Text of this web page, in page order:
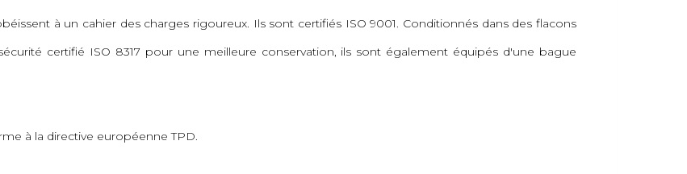
à un cahier des charges rigoureux. Ils sont certifiés ISO 9001. Conditionnés dans des flacons
certifié ISO 8317 pour une meilleure conservation, ils sont également équipés d'une bague
à la directive européenne TPD.